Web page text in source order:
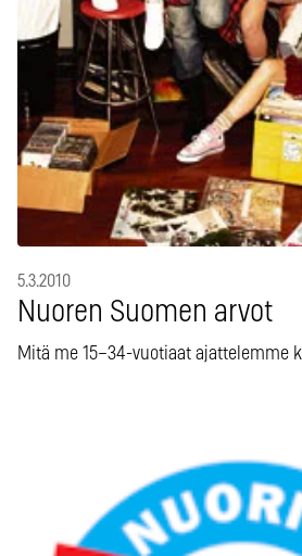
5.3.2010
Nuoren Suomen arvot
Mitä me 15–34-vuotiaat ajattelemme